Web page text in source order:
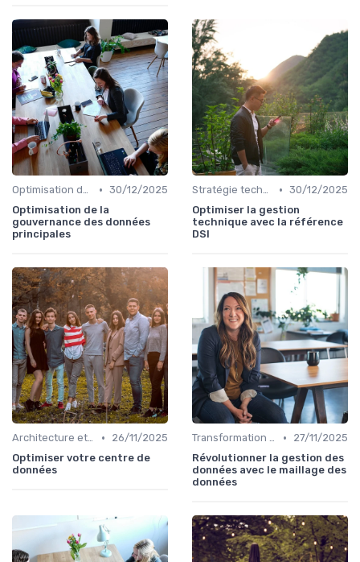
Optimisation des coûts • 30/12/2025
Optimisation de la
gouvernance des données
principales
Stratégie technologique • 30/12/2025
Optimiser la gestion
technique avec la référence
DSI
Architecture et infrastructure •
26/11/2025
Optimiser votre centre de
données
Transformation digitale •
27/11/2025
Révolutionner la gestion des
données avec le maillage des
données